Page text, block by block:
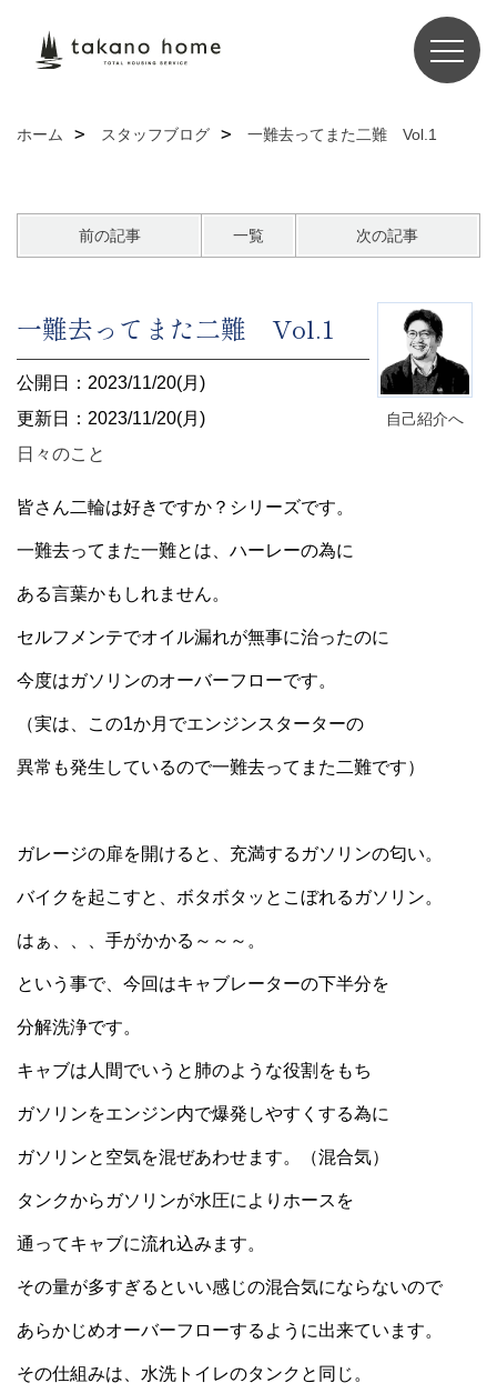
ホーム スタッフブログ 一難去ってまた二難 Vol.1
前の記事 一覧 次の記事
自己紹介へ
一難去ってまた二難 Vol.1
公開日：2023/11/20(月)
更新日：2023/11/20(月)
日々のこと
皆さん二輪は好きですか？シリーズです。
一難去ってまた一難とは、ハーレーの為に
ある言葉かもしれません。
セルフメンテでオイル漏れが無事に治ったのに
今度はガソリンのオーバーフローです。
（実は、この1か月でエンジンスターターの
異常も発生しているので一難去ってまた二難です）
ガレージの扉を開けると、充満するガソリンの匂い。
バイクを起こすと、ボタボタッとこぼれるガソリン。
はぁ、、、手がかかる～～～。
という事で、今回はキャブレーターの下半分を
分解洗浄です。
キャブは人間でいうと肺のような役割をもち
ガソリンをエンジン内で爆発しやすくする為に
ガソリンと空気を混ぜあわせます。（混合気）
タンクからガソリンが水圧によりホースを
通ってキャブに流れ込みます。
その量が多すぎるといい感じの混合気にならないので
あらかじめオーバーフローするように出来ています。
その仕組みは、水洗トイレのタンクと同じ。